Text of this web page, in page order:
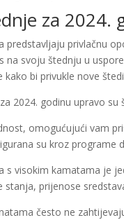
za
predstavljaju privlačnu
na svoju štednju u
bi privukle nove
2024. godinu upravo
omogućujući vam
su kroz
s visokim kamatama je
prijenose
često ne